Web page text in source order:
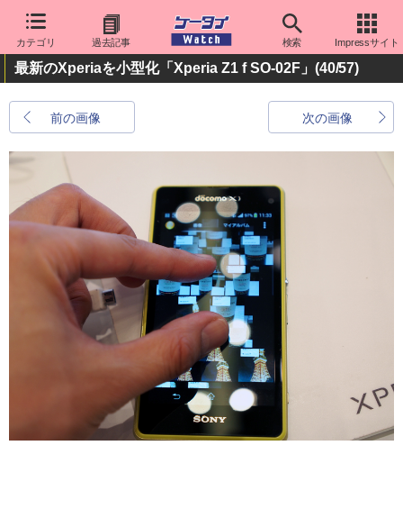
カテゴリ 過去記事 検索 Impressサイト
最新のXperiaを小型化「Xperia Z1 f SO-02F」 (40/57)
前の画像 次の画像